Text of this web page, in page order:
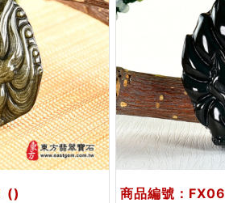
()
商品編號：